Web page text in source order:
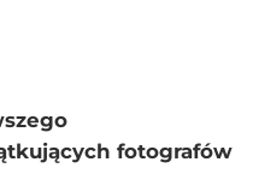
fotografów